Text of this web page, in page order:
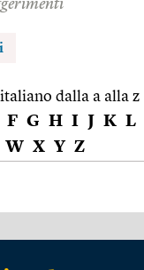
dalla a alla z
F G H I J K L
W X Y Z